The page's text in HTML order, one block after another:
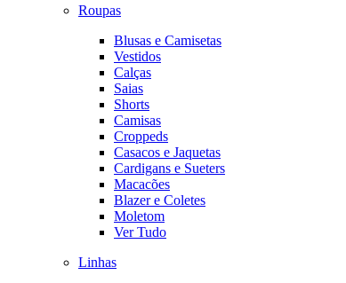
Roupas
Blusas e Camisetas
Vestidos
Calças
Saias
Shorts
Camisas
Croppeds
Casacos e Jaquetas
Cardigans e Sueters
Macacões
Blazer e Coletes
Moletom
Ver Tudo
Linhas